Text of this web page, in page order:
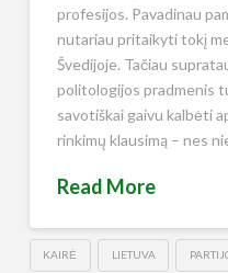
profesijos. Pavadinau
nutariau pritaikyti tokį
Švedijoje. Tačiau
politologijos pradmenis
savotiškai gaivu kalbėti
rinkimų klausimą – nes
Read More
KAIRĖ LIETUVA